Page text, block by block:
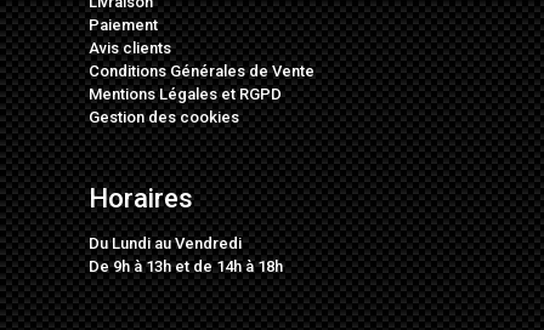
Paiement
Avis clients
Conditions Générales de Vente
Mentions LégalesetRGPD
Gestion des cookies
Horaires
Du Lundi au Vendredi
De 9h à 13h et de 14h à 18h